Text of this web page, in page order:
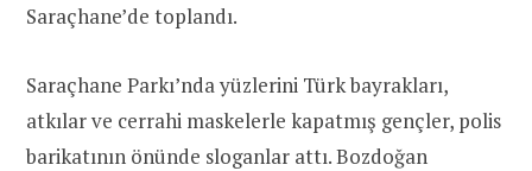
Saraçhane’de toplandı.
Saraçhane Parkı’nda yüzlerini Türk bayrakları,
atkılar ve cerrahi maskelerle kapatmış gençler, polis
barikatının önünde sloganlar attı. Bozdoğan